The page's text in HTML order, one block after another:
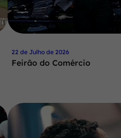
22 de Julho de 2026
Feirão do Comércio